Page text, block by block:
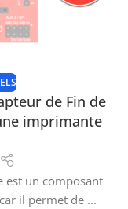
de Fin de
imprimante
est un composant
il permet de ...